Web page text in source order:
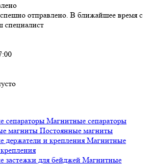
отправлено. В ближайшее время с
специалист
Магнитные сепараторы
Постоянные магниты
Магнитные
Магнитные